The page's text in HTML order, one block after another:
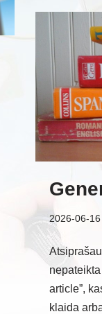
2026-06-16
article”,
klaida